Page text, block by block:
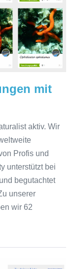
mit
aktiv. Wir
Profis und
unterstützt bei
begutachtet
unserer
wir 62